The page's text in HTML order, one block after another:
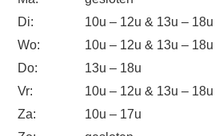
Di:
10u – 12u & 13u – 18u
Wo:
10u – 12u & 13u – 18u
Do:
13u – 18u
Vr:
10u – 12u & 13u – 18u
Za:
10u – 17u